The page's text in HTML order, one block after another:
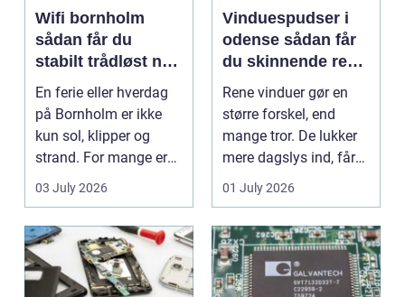
Wifi bornholm
sådan får du
stabilt trådløst net
på klippeøen
En ferie eller hverdag
på Bornholm er ikke
kun sol, klipper og
strand. For mange er
en stabil intern...
03 July 2026
Vinduespudser i
odense sådan får
du skinnende rene
ruder året rundt
Rene vinduer gør en
større forskel, end
mange tror. De lukker
mere dagslys ind, får
hjem og erhvervs...
01 July 2026